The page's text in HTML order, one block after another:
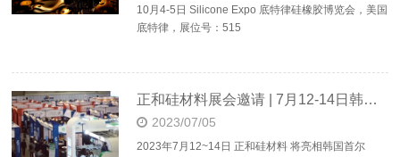
10月4-5日 Silicone Expo 底特律硅橡胶博览会，美国
底特律，展位号：515
正和硅材料展会邀请 | 7月12-14日韩国首尔 in-cosmetics Korea
2023/07/05
2023年7月12~14日 正和硅材料 将亮相韩国首尔